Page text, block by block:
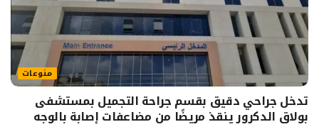
منوعات
تدخل جراحي دقيق بقسم جراحة التجميل بمستشفى
بولاق الدكرور ينقذ مريضًا من مضاعفات إصابة بالوجه